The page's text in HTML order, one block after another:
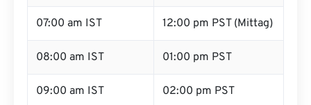
07:00 am IST 12:00 pm PST (Mittag)
08:00 am IST 01:00 pm PST
09:00 am IST 02:00 pm PST